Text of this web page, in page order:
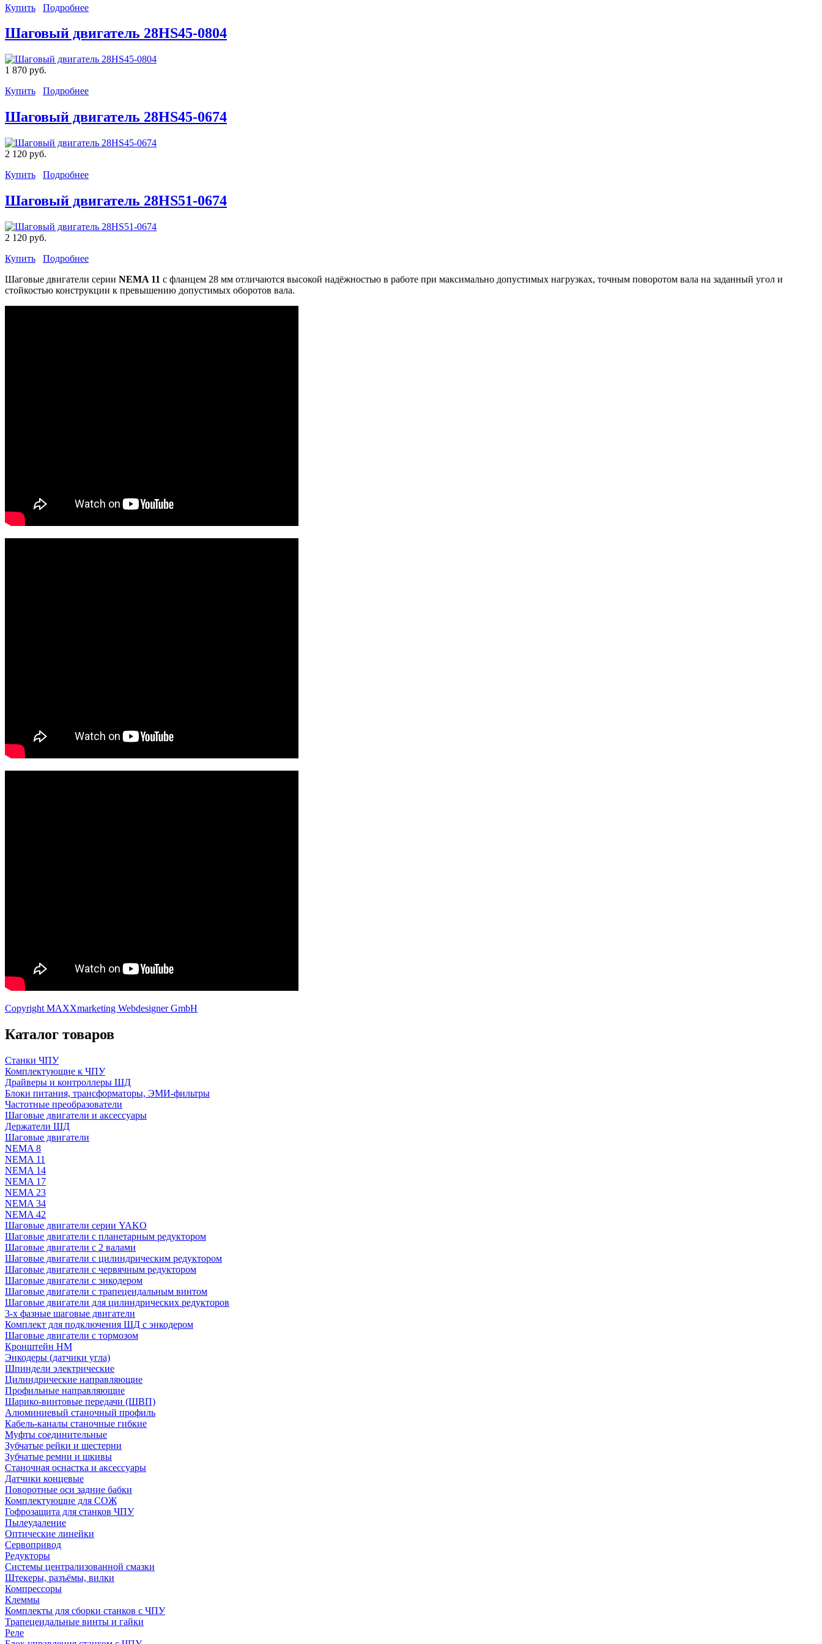
Купить
Подробнее
Шаговый двигатель 28HS45-0804
1 870 руб.
Купить
Подробнее
Шаговый двигатель 28HS45-0674
2 120 руб.
Купить
Подробнее
Шаговый двигатель 28HS51-0674
2 120 руб.
Купить
Подробнее
Шаговые двигатели серии NEMA 11 с фланцем 28 мм отличаются высокой надёжностью в работе при максимально допустимых нагрузках, точным поворотом вала на заданный угол и
стойкостью конструкции к превышению допустимых оборотов вала.
Copyright MAXXmarketing Webdesigner GmbH
Каталог товаров
Станки ЧПУ
Комплектующие к ЧПУ
Драйверы и контроллеры ШД
Блоки питания, трансформаторы, ЭМИ-фильтры
Частотные преобразователи
Шаговые двигатели и аксессуары
Держатели ШД
Шаговые двигатели
NEMA 8
NEMA 11
NEMA 14
NEMA 17
NEMA 23
NEMA 34
NEMA 42
Шаговые двигатели серии YAKO
Шаговые двигатели с планетарным редуктором
Шаговые двигатели с 2 валами
Шаговые двигатели с цилиндрическим редуктором
Шаговые двигатели с червячным редуктором
Шаговые двигатели с энкодером
Шаговые двигатели с трапецеидальным винтом
Шаговые двигатели для цилиндрических редукторов
3-х фазные шаговые двигатели
Комплект для подключения ШД с энкодером
Шаговые двигатели с тормозом
Кронштейн HM
Энкодеры (датчики угла)
Шпиндели электрические
Цилиндрические направляющие
Профильные направляющие
Шарико-винтовые передачи (ШВП)
Алюминиевый станочный профиль
Кабель-каналы станочные гибкие
Муфты соединительные
Зубчатые рейки и шестерни
Зубчатые ремни и шкивы
Станочная оснастка и аксессуары
Датчики концевые
Поворотные оси задние бабки
Комплектующие для СОЖ
Гофрозащита для станков ЧПУ
Пылеудаление
Оптические линейки
Сервопривод
Редукторы
Системы централизованной смазки
Штекеры, разъёмы, вилки
Компрессоры
Клеммы
Комплекты для сборки станков с ЧПУ
Трапецеидальные винты и гайки
Реле